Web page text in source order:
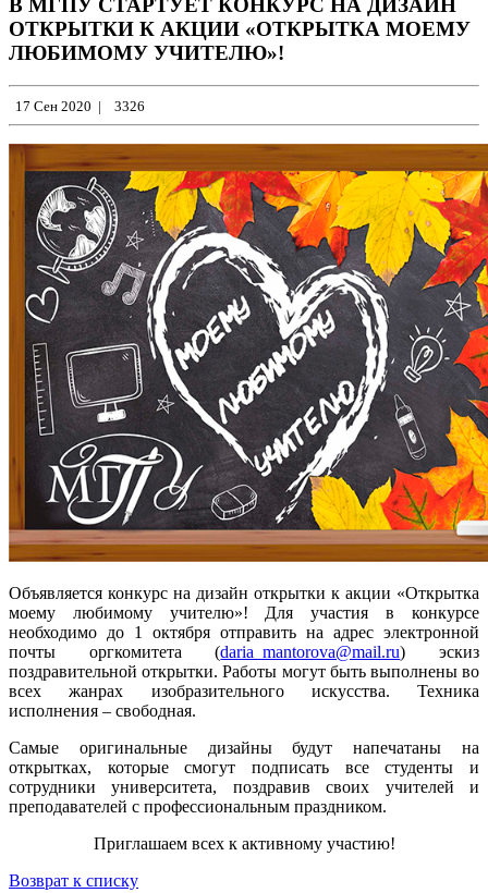
ОТКРЫТКИ К АКЦИИ «ОТКРЫТКА МОЕМУ
ЛЮБИМОМУ УЧИТЕЛЮ»!
17 Сен 2020 | 3326
Объявляется конкурс на дизайн открытки к акции «Открытка
моему любимому учителю»! Для участия в конкурсе
необходимо до 1 октября отправить на адрес электронной
почты оргкомитета (daria_mantorova@mail.ru) эскиз
поздравительной открытки. Работы могут быть выполнены во
всех жанрах изобразительного искусства. Техника
исполнения – свободная.
Самые оригинальные дизайны будут напечатаны на
открытках, которые смогут подписать все студенты и
сотрудники университета, поздравив своих учителей и
преподавателей с профессиональным праздником.
Приглашаем всех к активному участию!
Возврат к списку